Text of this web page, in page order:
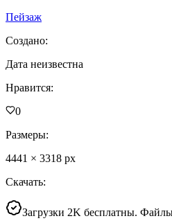
Пейзаж
Создано:
Дата неизвестна
Нравится:
0
Размеры:
4441 × 3318 px
Скачать:
Загрузки 2K бесплатны.